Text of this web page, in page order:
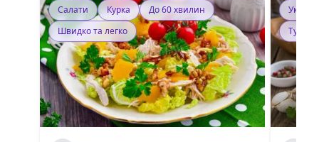
Салати Курка
До 60 хвилин
Швидко та легко